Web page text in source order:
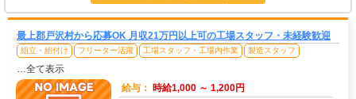
最上郡戸沢村から応募OK 月収21万円以上可の工場スタッフ・未経験歓迎
組立・組付け フリーター活躍 工場スタッフ・工場内作業 製造スタッフ
…全て表示
給与： 時給1,000 ～ 1,200円